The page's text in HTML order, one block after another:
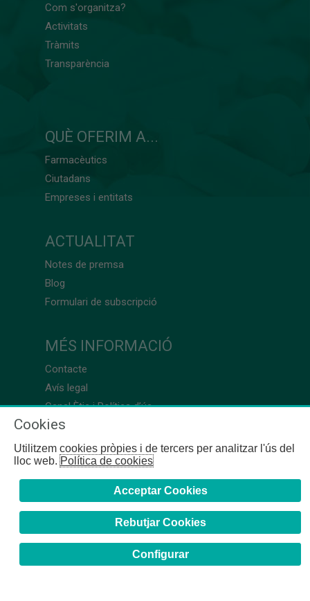
Com s'organitza?
Activitats
Tràmits
Transparència
QUÈ OFERIM A...
Farmacèutics
Ciutadans
Empreses i entitats
ACTUALITAT
Notes de premsa
Blog
Formulari de subscripció
MÉS INFORMACIÓ
Contacte
Avís legal
Canal Ètic i Política d’ús
Cookies
Utilitzem cookies pròpies i de tercers per analitzar l'ús del
lloc web.Política de cookies
Acceptar Cookies
Rebutjar Cookies
Configurar